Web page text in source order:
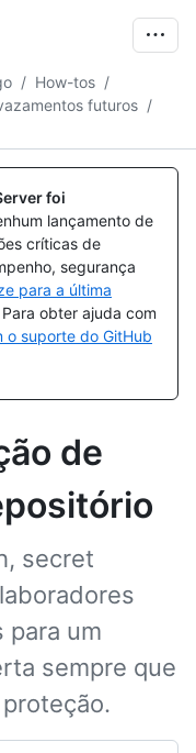
/ How-tos /
futuros /
foi
lançamento de
críticas de
segurança
para a última
obter ajuda com
o suporte do GitHub
de
secret
para um
sempre que